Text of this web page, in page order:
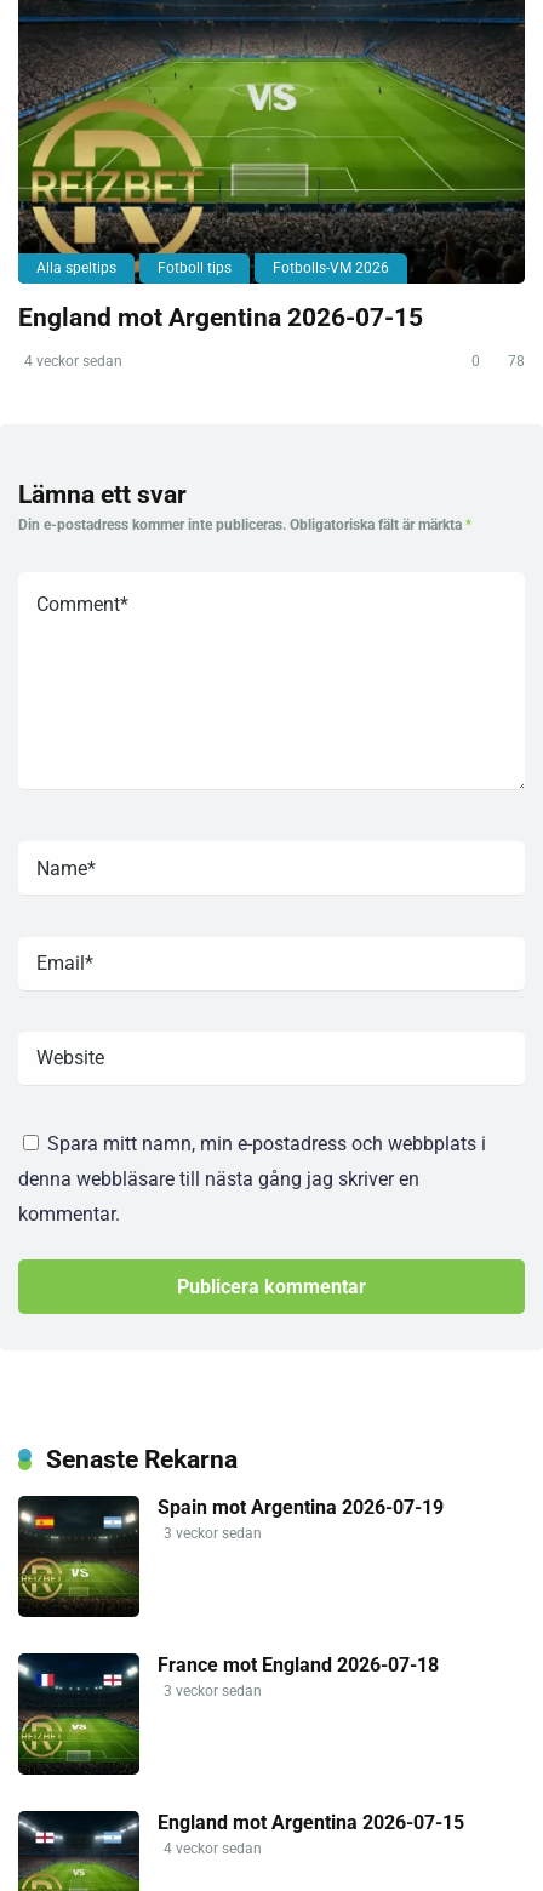
Alla speltips Fotboll tips Fotbolls-VM 2026
England mot Argentina 2026-07-15
4 veckor sedan 0 78
Lämna ett svar
Din e-postadress kommer inte publiceras. Obligatoriska fält är märkta *
Spara mitt namn, min e-postadress och webbplats i
denna webbläsare till nästa gång jag skriver en
kommentar.
Senaste Rekarna
Spain mot Argentina 2026-07-19
3 veckor sedan
France mot England 2026-07-18
3 veckor sedan
England mot Argentina 2026-07-15
4 veckor sedan